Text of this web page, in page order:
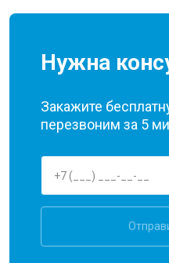
Нужна
Закажите
перезвоним за 5